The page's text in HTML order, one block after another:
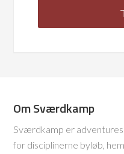
Om Sværdkamp
Sværdkamp er
for disciplinerne byløb,